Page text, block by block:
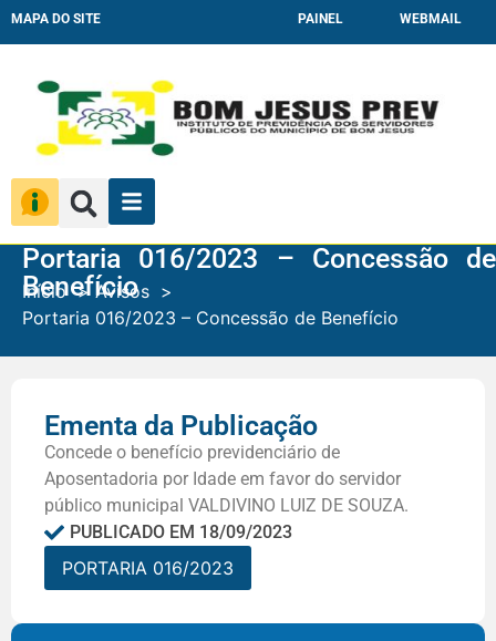
MAPA DO SITE PAINEL WEBMAIL
Portaria 016/2023 – Concessão de
Benefício
Início
Avisos
Portaria 016/2023 – Concessão de Benefício
Ementa da Publicação
Concede o benefício previdenciário de
Aposentadoria por Idade em favor do servidor
público municipal VALDIVINO LUIZ DE SOUZA.
PUBLICADO EM 18/09/2023
PORTARIA 016/2023